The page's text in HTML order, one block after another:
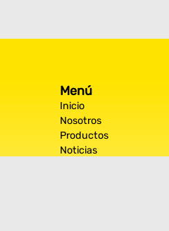
Menú
Inicio
Nosotros
Productos
Noticias